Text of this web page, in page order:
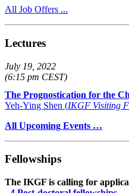
All Job Offers ...
Lectures
July 19, 2022
(6:15 pm CEST)
The Prognostication for the
Yeh-Ying Shen (IKGF Visiting
All Upcoming Events …
Fellowships
The IKGF is calling for